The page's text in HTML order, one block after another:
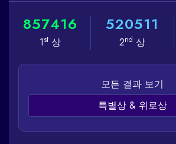
857416
1st상
520511
2nd 상
모든 결과 보기
특별상 & 위로상